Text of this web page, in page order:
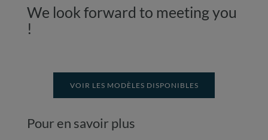
We look forward to meeting you
!
VOIR LES MODÈLES DISPONIBLES
Pour en savoir plus